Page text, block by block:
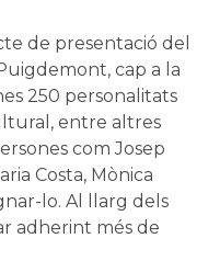
de presentació del
cap a la
250 personalitats
entre altres
com Josep
Costa, Mònica
lo. Al llarg dels
adherint més de